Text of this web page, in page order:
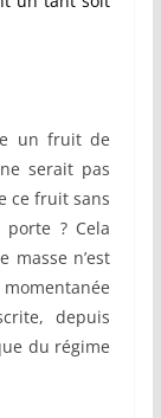
un fruit de
serait pas
ce fruit sans
? Cela
masse n’est
depuis
du régime